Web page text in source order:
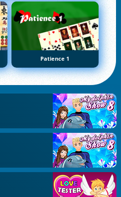
Patience 1